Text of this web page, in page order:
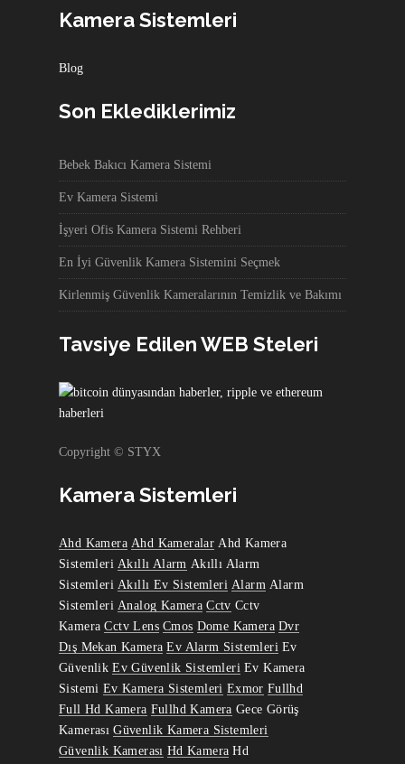
Kamera Sistemleri
Blog
Son Eklediklerimiz
Bebek Bakıcı Kamera Sistemi
Ev Kamera Sistemi
İşyeri Ofis Kamera Sistemi Rehberi
En İyi Güvenlik Kamera Sistemini Seçmek
Kirlenmiş Güvenlik Kameralarının Temizlik ve Bakımı
Tavsiye Edilen WEB Steleri
Copyright © STYX
Kamera Sistemleri
Ahd Kamera Ahd Kameralar Ahd Kamera
Sistemleri Akıllı Alarm Akıllı Alarm
Sistemleri Akıllı Ev Sistemleri Alarm Alarm
Sistemleri Analog Kamera Cctv Cctv
Kamera Cctv Lens Cmos Dome Kamera Dvr
Dış Mekan Kamera Ev Alarm Sistemleri Ev
Güvenlik Ev Güvenlik Sistemleri Ev Kamera
Sistemi Ev Kamera Sistemleri Exmor Fullhd
Full Hd Kamera Fullhd Kamera Gece Görüş
Kamerası Güvenlik Kamera Sistemleri
Güvenlik Kamerası Hd Kamera Hd